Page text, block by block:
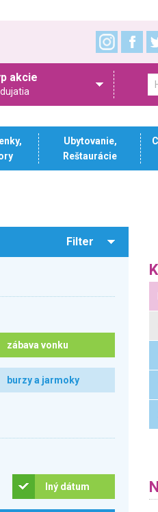
akcie
Ubytovanie,
Reštaurácie
Filter
zábava vonku
burzy a jarmoky
Iný dátum